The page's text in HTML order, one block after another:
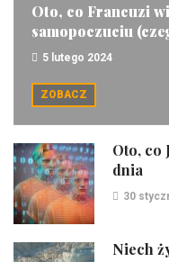
Oto, co Francuzi
samopoczuciu
5 lutego 2024
ZOBACZ
Oto, co
dnia
30
Niech